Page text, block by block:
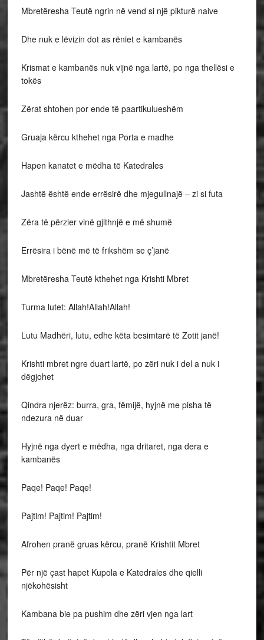
Mbretëresha Teutë ngrin në vend si një pikturë naive
Dhe nuk e lëvizin dot as rëniet e kambanës
Krismat e kambanës nuk vijnë nga lartë, po nga thellësi e
tokës
Zërat shtohen por ende të paartikulueshëm
Gruaja kërcu kthehet nga Porta e madhe
Hapen kanatet e mëdha të Katedrales
Jashtë është ende errësirë dhe mjegullnajë – zi si futa
Zëra të përzier vinë gjithnjë e më shumë
Errësira i bënë më të frikshëm se ç’janë
Mbretëresha Teutë kthehet nga Krishti Mbret
Turma lutet: Allah!Allah!Allah!
Lutu Madhëri, lutu, edhe këta besimtarë të Zotit janë!
Krishti mbret ngre duart lartë, po zëri nuk i del a nuk i
dëgjohet
Qindra njerëz: burra, gra, fëmijë, hyjnë me pisha të
ndezura në duar
Hyjnë nga dyert e mëdha, nga dritaret, nga dera e
kambanës
Paqe! Paqe! Paqe!
Pajtim! Pajtim! Pajtim!
Afrohen pranë gruas kërcu, pranë Krishtit Mbret
Për një çast hapet Kupola e Katedrales dhe qielli
njëkohësisht
Kambana bie pa pushim dhe zëri vjen nga lart